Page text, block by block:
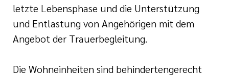
letzte Lebensphase und die Unterstützung
und Entlastung von Angehörigen mit dem
Angebot der Trauerbegleitung.
Die Wohneinheiten sind behindertengerecht